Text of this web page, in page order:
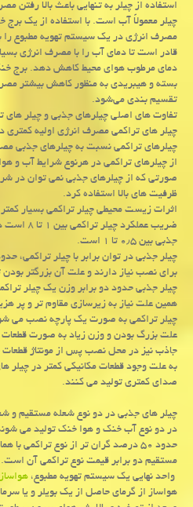
استفاده از چیلر به تنهایی باعث بالا رفتن
چیلر معمولاً آب است. با استفاده از یک برج
مصرف انرژی در یک سیستم تهویه مطبوع را
قادر است تا دمای آب را با مصرف انرژی
دمای مرطوب هوای محیط کاهش دهد. برج خنک
بسته و هیبریدی به منظور کاهش بیشتر
تقسیم بندی می‌شود.
تفاوت های اصلی چیلرهای جذبی و چیلر های
چیلر های تراکمی مصرف انرژی اولیه کمتری
چیلرهای تراکمی نسبت به چیلرهای جذبی
از چیلرهای تراکمی در هرنوع شرایط آب و
صورتی که از چیلرهای جذبی نمی توان در
ظرفیت های بالا استفاده کرد.
اثرات زیست محیطی چیلر تراکمی بسیار
ضریب عملکرد
جذبی بین ۰٫۵ تا ۱ است.
برای نصب نیاز دارند و علت آن بزرگتر
چیلر جذبی حدود دو برابر وزن یک چیلر
همین علت نیاز به زیرسازی مقاوم تر و پر
چیلر تراکمی به صورت یک پارچه نصب می
علت بزرگ بودن و وزن زیاد به صورت قطعات
جاذب نیز در محل نصب پس از مونتاژ
به علت وجود قطعات مکانیکی کمتر در چیلر
صدای کمتری تولید می کنند.
چیلر های جذبی در دو نوع شعله مستقیم و
در دو نوع آب خنک و هوا خنک تولید می
حدود ۵۰ درصد گران تر از نوع تراکمی
مستقیم دو برابر قیمت نوع تراکمی آن است.
واحد نهایی یک سیستم تهویه مطبوع،هواساز
هواساز از گرمای حاصل از یک بویلر و یا